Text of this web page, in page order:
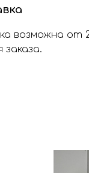
возможна от
заказа.